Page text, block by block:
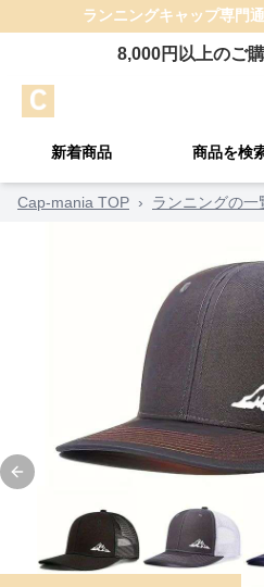
ランニングキャップ専門
8,000円以上のご
新着商品 商品を検
Cap-mania TOP › ランニングの一
Previous slide